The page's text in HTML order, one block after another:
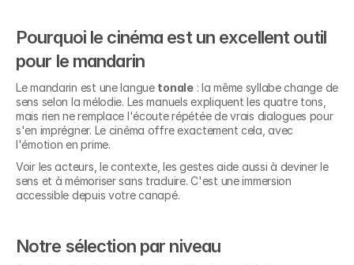
Pourquoi le cinéma est un excellent outil
pour le mandarin
Le mandarin est une langue tonale : la même syllabe change de
sens selon la mélodie. Les manuels expliquent les quatre tons,
mais rien ne remplace l'écoute répétée de vrais dialogues pour
s'en imprégner. Le cinéma offre exactement cela, avec
l'émotion en prime.
Voir les acteurs, le contexte, les gestes aide aussi à deviner le
sens et à mémoriser sans traduire. C'est une immersion
accessible depuis votre canapé.
Notre sélection par niveau